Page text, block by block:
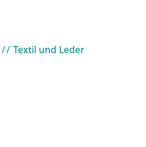
// Textil und Leder